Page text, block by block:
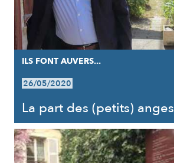
ILS FONT AUVERS...
26/05/2020
La part des (petits) anges